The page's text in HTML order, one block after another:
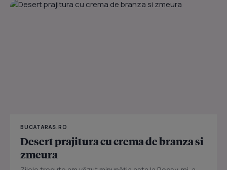
BUCATARAS.RO
Desert prajitura cu crema de branza si
zmeura